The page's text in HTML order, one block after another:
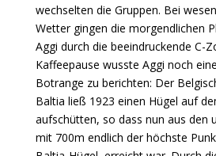
wechselten die Gruppen. Bei
Wetter gingen die morgendlichen
Aggi durch die beeindruckende C-
Kaffeepause wusste Aggi noch
Botrange zu berichten: Der
Baltia ließ 1923 einen Hügel auf
aufschütten, so dass nun aus den
mit 700m endlich der höchste